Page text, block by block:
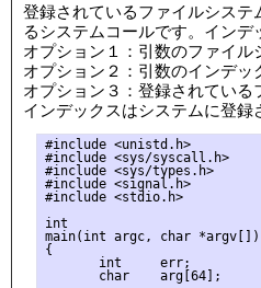
登録されているファイルシステ
るシステムコールです。インデ
オプション１：引数のファイル
オプション２：引数のインデッ
オプション３：登録されている
インデックスはシステムに登録
#include <unistd.h>
#include <sys/syscall.h>
#include <sys/types.h>
#include <signal.h>
#include <stdio.h>
int
main(int argc, char *argv[])
{
       int     err;
       char    arg[64];